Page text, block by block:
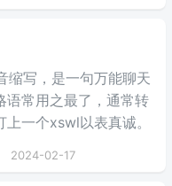
缩写，是一句万能聊天
语常用之最了，通常转
一个xswl以表真诚。
2024-02-17